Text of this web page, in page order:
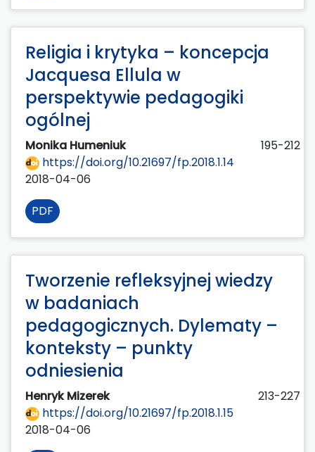
Religia i krytyka – koncepcja
Jacquesa Ellula w
perspektywie pedagogiki
ogólnej
Monika Humeniuk
195-212
https://doi.org/10.21697/fp.2018.1.14
2018-04-06
PDF
Tworzenie refleksyjnej wiedzy
w badaniach
pedagogicznych. Dylematy –
konteksty – punkty
odniesienia
Henryk Mizerek
213-227
https://doi.org/10.21697/fp.2018.1.15
2018-04-06